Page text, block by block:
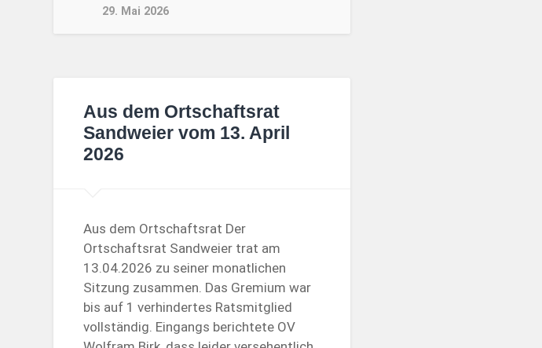
29. Mai 2026
Aus dem Ortschaftsrat
Sandweier vom 13. April
2026
Aus dem Ortschaftsrat Der
Ortschaftsrat Sandweier trat am
13.04.2026 zu seiner monatlichen
Sitzung zusammen. Das Gremium war
bis auf 1 verhindertes Ratsmitglied
vollständig. Eingangs berichtete OV